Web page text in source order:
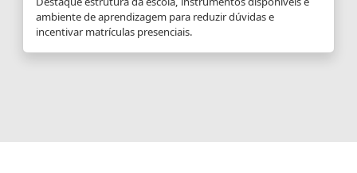
ambiente de aprendizagem para reduzir dúvidas e
incentivar matrículas presenciais.